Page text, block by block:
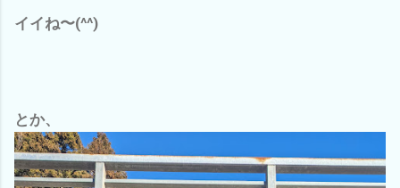
イイね〜(^^)
とか、